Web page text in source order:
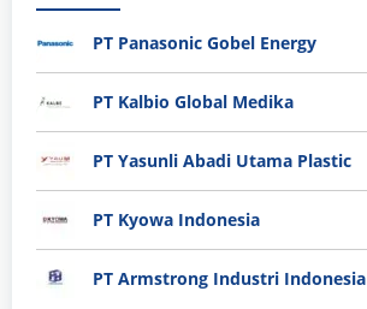
PT Panasonic Gobel Energy
PT Kalbio Global Medika
PT Yasunli Abadi Utama Plastic
PT Kyowa Indonesia
PT Armstrong Industri Indonesia